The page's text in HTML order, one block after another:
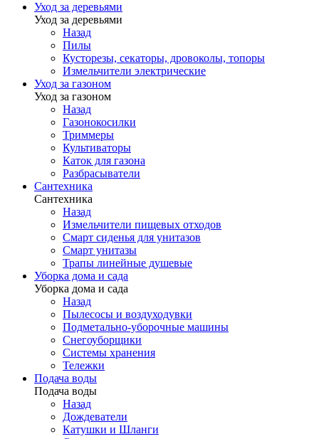
Уход за деревьями
Уход за деревьями
Назад
Пилы
Кусторезы, секаторы, дровоколы, топоры
Измельчители электрические
Уход за газоном
Уход за газоном
Назад
Газонокосилки
Триммеры
Культиваторы
Каток для газона
Разбрасыватели
Сантехника
Сантехника
Назад
Измельчители пищевых отходов
Смарт сиденья для унитазов
Смарт унитазы
Трапы линейные душевые
Уборка дома и сада
Уборка дома и сада
Назад
Пылесосы и воздуходувки
Подметально-уборочные машины
Снегоуборщики
Системы хранения
Тележки
Подача воды
Подача воды
Назад
Дождеватели
Катушки и Шланги